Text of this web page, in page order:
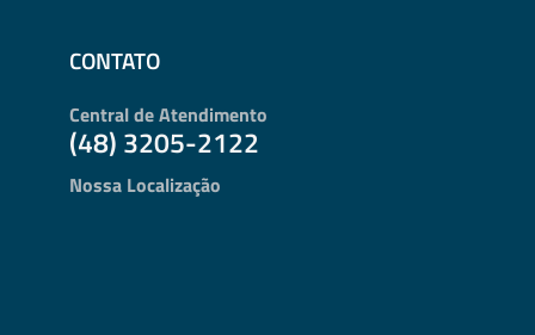
CONTATO
Central de Atendimento
(48) 3205-2122
Nossa Localização